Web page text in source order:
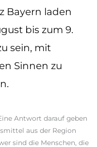
Bayern laden
bis zum 9.
sein, mit
Sinnen zu
Antwort darauf geben
aus der Region
sind die Menschen, die